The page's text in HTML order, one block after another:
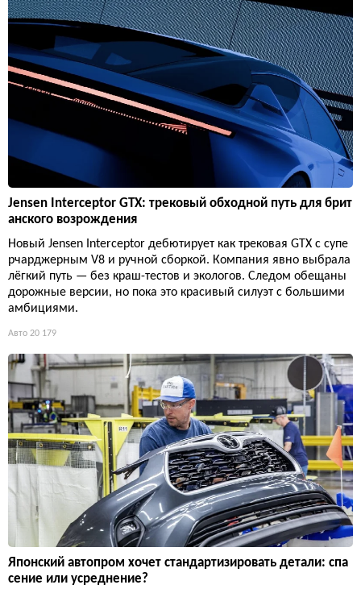
Jensen Interceptor GTX: трековый обходной путь для брит
анского возрождения
Новый Jensen Interceptor дебютирует как трековая GTX с супе
рчарджерным V8 и ручной сборкой. Компания явно выбрала
лёгкий путь — без краш-тестов и экологов. Следом обещаны
дорожные версии, но пока это красивый силуэт с большими
амбициями.
Авто 20 179
Японский автопром хочет стандартизировать детали: спа
сение или усреднение?